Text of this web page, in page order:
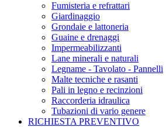
Fumisteria e refrattari
Giardinaggio
Grondaie e lattoneria
Guaine e drenaggi
Impermeabilizzanti
Lane minerali e naturali
Legname - Tavolato - Pannelli
Malte tecniche e rasanti
Pali in legno e recinzioni
Raccorderia idraulica
Tubazioni di vario genere
RICHIESTA PREVENTIVO